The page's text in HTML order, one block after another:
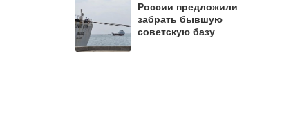
России предложили
забрать бывшую
советскую базу